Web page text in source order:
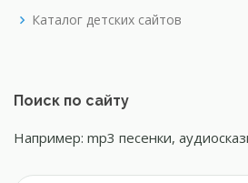
Каталог детских сайтов
Поиск по сайту
Например: mp3 песенки,